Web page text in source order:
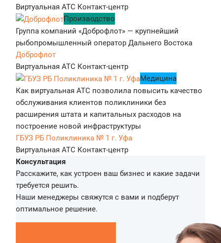
Виртуальная АТС Контакт-центр
Производство
Группа компаний «Доброфлот» — крупнейший
рыбопромышленный оператор Дальнего Востока
Доброфлот
Виртуальная АТС Контакт-центр
Медицина
Как виртуальная АТС позволила повысить качество
обслуживания клиентов поликлиники без
расширения штата и капитальных расходов на
построение новой инфраструктуры
ГБУЗ РБ Поликлиника № 1 г. Уфа
Виртуальная АТС Контакт-центр
Консультация
Расскажите, как устроен ваш бизнес и какие задачи
требуется решить.
Наши менеджеры свяжутся с вами и подберут
оптимальное решение.